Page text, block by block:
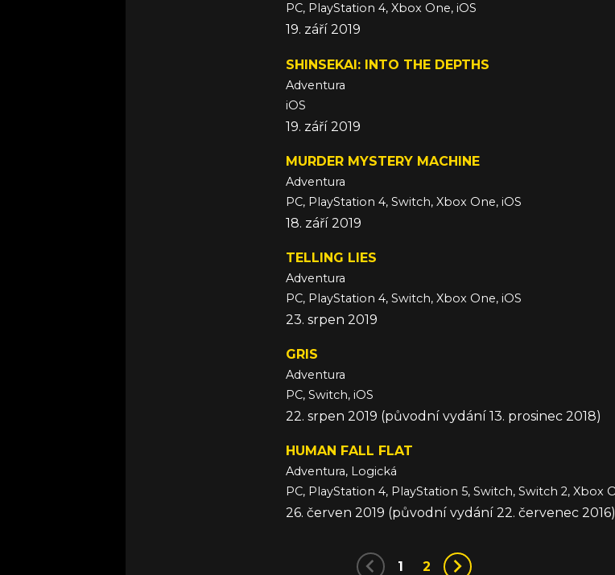
PC, PlayStation 4, Xbox One, iOS
19. září 2019
SHINSEKAI: INTO THE DEPTHS
Adventura
iOS
19. září 2019
MURDER MYSTERY MACHINE
Adventura
PC, PlayStation 4, Switch, Xbox One, iOS
18. září 2019
TELLING LIES
Adventura
PC, PlayStation 4, Switch, Xbox One, iOS
23. srpen 2019
GRIS
Adventura
PC, Switch, iOS
22. srpen 2019 (původní vydání 13. prosinec 2018)
HUMAN FALL FLAT
Adventura, Logická
26. červen 2019 (původní vydání 22. červenec 2016)
1 2